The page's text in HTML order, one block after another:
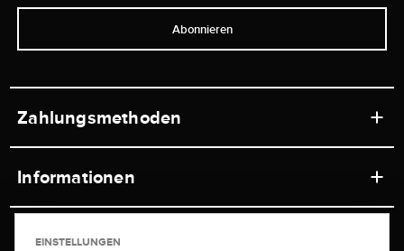
Abonnieren
Zahlungsmethoden
Informationen
Service
EINSTELLUNGEN